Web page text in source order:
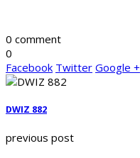
0 comment
0
Facebook Twitter Google +
DWIZ 882
previous post